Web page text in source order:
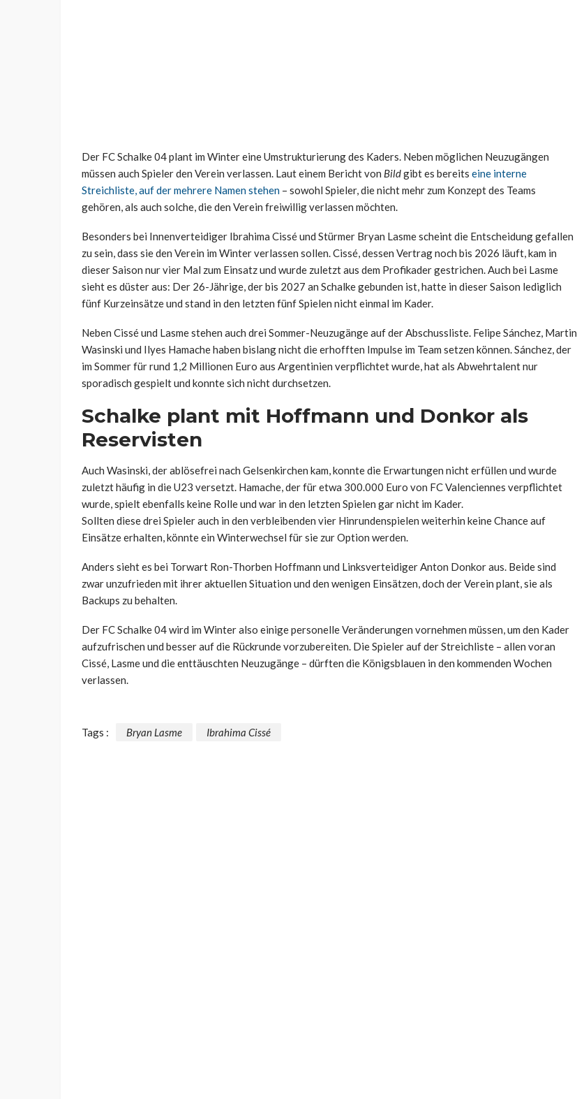
Der FC Schalke 04 plant im Winter eine Umstrukturierung des Kaders. Neben möglichen Neuzugängen
müssen auch Spieler den Verein verlassen. Laut einem Bericht von Bildgibt es bereits eine interne
Streichliste, auf der mehrere Namen stehen – sowohl Spieler, die nicht mehr zum Konzept des Teams
gehören, als auch solche, die den Verein freiwillig verlassen möchten.
Besonders bei Innenverteidiger Ibrahima Cissé und Stürmer Bryan Lasme scheint die Entscheidung gefallen
zu sein, dass sie den Verein im Winter verlassen sollen. Cissé, dessen Vertrag noch bis 2026 läuft, kam in
dieser Saison nur vier Mal zum Einsatz und wurde zuletzt aus dem Profikader gestrichen. Auch bei Lasme
sieht es düster aus: Der 26-Jährige, der bis 2027 an Schalke gebunden ist, hatte in dieser Saison lediglich
fünf Kurzeinsätze und stand in den letzten fünf Spielen nicht einmal im Kader.
Neben Cissé und Lasme stehen auch drei Sommer-Neuzugänge auf der Abschussliste. Felipe Sánchez, Martin
Wasinski und Ilyes Hamache haben bislang nicht die erhofften Impulse im Team setzen können. Sánchez, der
im Sommer für rund 1,2 Millionen Euro aus Argentinien verpflichtet wurde, hat als Abwehrtalent nur
sporadisch gespielt und konnte sich nicht durchsetzen.
Schalke plant mit Hoffmann und Donkor als
Reservisten
Auch Wasinski, der ablösefrei nach Gelsenkirchen kam, konnte die Erwartungen nicht erfüllen und wurde
zuletzt häufig in die U23 versetzt. Hamache, der für etwa 300.000 Euro von FC Valenciennes verpflichtet
wurde, spielt ebenfalls keine Rolle und war in den letzten Spielen gar nicht im Kader.
Sollten diese drei Spieler auch in den verbleibenden vier Hinrundenspielen weiterhin keine Chance auf
Einsätze erhalten, könnte ein Winterwechsel für sie zur Option werden.
Anders sieht es bei Torwart Ron-Thorben Hoffmann und Linksverteidiger Anton Donkor aus. Beide sind
zwar unzufrieden mit ihrer aktuellen Situation und den wenigen Einsätzen, doch der Verein plant, sie als
Backups zu behalten.
Der FC Schalke 04 wird im Winter also einige personelle Veränderungen vornehmen müssen, um den Kader
aufzufrischen und besser auf die Rückrunde vorzubereiten. Die Spieler auf der Streichliste – allen voran
Cissé, Lasme und die enttäuschten Neuzugänge – dürften die Königsblauen in den kommenden Wochen
verlassen.
Tags : Bryan Lasme Ibrahima Cissé